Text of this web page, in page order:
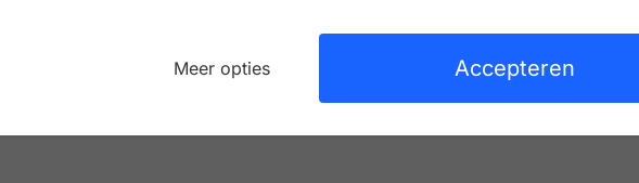
passende Finn Comfort verkrijgbaar is. De verschillende leesten en modellen
schoenen zijn voor de smalle maar ook de brede voeten, de gevoelige
Meer opties Accepteren